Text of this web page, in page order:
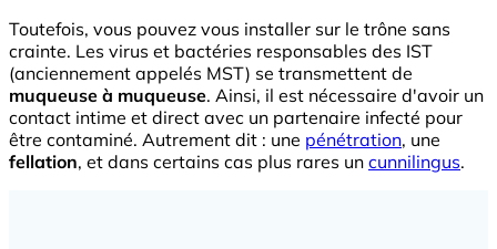
Toutefois, vous pouvez vous installer sur le trône sans
crainte. Les virus et bactéries responsables des IST
(anciennement appelés MST) se transmettent de
muqueuse à muqueuse. Ainsi, il est nécessaire d'avoir un
contact intime et direct avec un partenaire infecté pour
être contaminé. Autrement dit : une pénétration, une
fellation, et dans certains cas plus rares un cunnilingus.